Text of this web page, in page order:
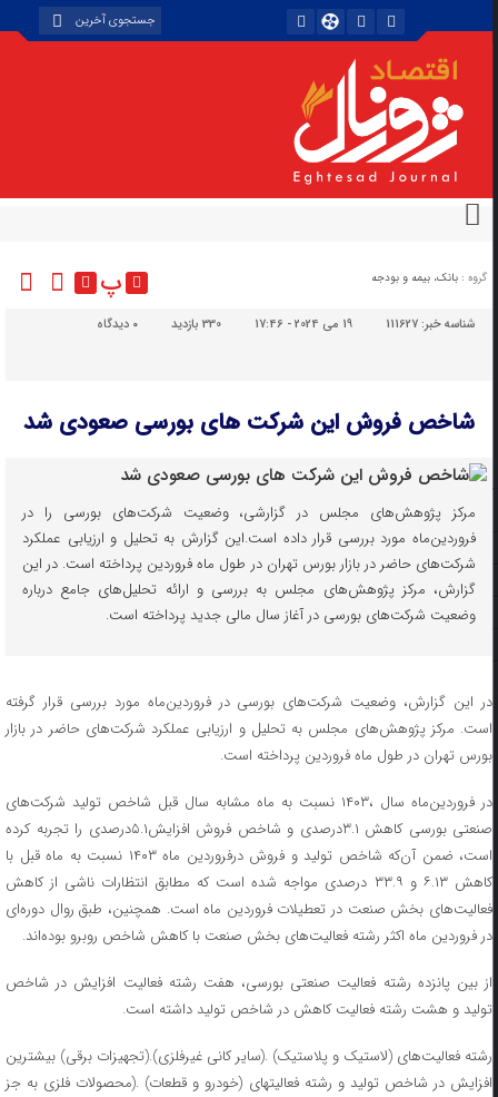
گروه : بانک، بیمه و بودجه پ
شناسه خبر:111627 19 می 2024 - 17:46 330 بازدید دیدگاه
شاخص فروش این شرکت های بورسی صعودی شد
مرکز پژوهش‌های مجلس در گزارشی، وضعیت شرکت‌های بورسی را در
فروردین‌ماه مورد بررسی قرار داده است.این گزارش به تحلیل و ارزیابی عملکرد
شرکت‌های حاضر در بازار بورس تهران در طول ماه فروردین پرداخته است. در این
گزارش، مرکز پژوهش‌های مجلس به بررسی و ارائه تحلیل‌های جامع درباره
وضعیت شرکت‌های بورسی در آغاز سال مالی جدید پرداخته است.
در این گزارش، وضعیت شرکت‌های بورسی در فروردین‌ماه مورد بررسی قرار گرفته
است. مرکز پژوهش‌های مجلس به تحلیل و ارزیابی عملکرد شرکت‌های حاضر در بازار
بورس تهران در طول ماه فروردین پرداخته است.
در فروردین‌ماه سال ،۱۴۰۳ نسبت به ماه مشابه سال قبل شاخص تولید شرکت‌های
صنعتی بورسی کاهش ۳.۱درصدی و شاخص فروش افزایش۵.۱درصدی را تجربه کرده
است، ضمن آن‌که شاخص تولید و فروش درفروردین ماه ۱۴۰۳ نسبت به ماه قبل با
کاهش ۶.۱۳ و ۳۳.۹ درصدی مواجه شده است که مطابق انتظارات ناشی از کاهش
فعالیت‌های بخش صنعت در تعطیلات فروردین ماه است. همچنین، طبق روال دوره‌ای
در فروردین ماه اکثر رشته فعالیت‌های بخش صنعت با کاهش شاخص روبرو بوده‌اند.
از بین پانزده رشته فعالیت صنعتی بورسی، هفت رشته فعالیت افزایش در شاخص
تولید و هشت رشته فعالیت کاهش در شاخص تولید داشته است.
رشته فعالیت‌های (لاستیک و پلاستیک) .(سایر کانی غیرفلزی).(تجهیزات برقی) بیشترین
افزایش در شاخص تولید و رشته فعالیتهای (خودرو و قطعات) .(محصولات فلزی به جز